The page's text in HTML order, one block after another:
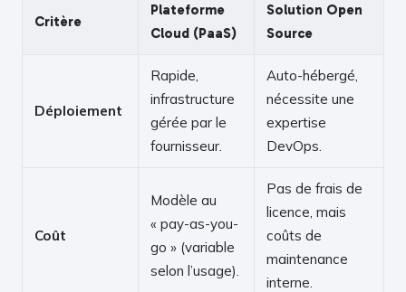
Critère
Plateforme
Cloud (PaaS)
Solution Open
Source
Déploiement
Rapide,
infrastructure
gérée par le
fournisseur.
Auto-hébergé,
nécessite une
expertise
DevOps.
Coût
Modèle au
« pay-as-you-
go » (variable
selon l’usage).
Pas de frais de
licence, mais
coûts de
maintenance
interne.